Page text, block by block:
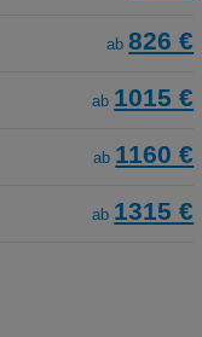
ab 826 €
ab 1015 €
ab 1160 €
ab 1315 €